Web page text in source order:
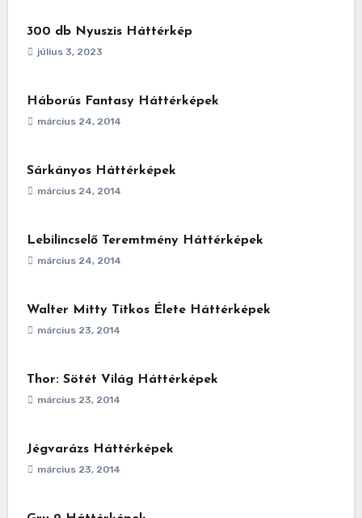
300 db Nyuszis Háttérkép
július 3, 2023
Háborús Fantasy Háttérképek
március 24, 2014
Sárkányos Háttérképek
március 24, 2014
Lebilincselő Teremtmény Háttérképek
március 24, 2014
Walter Mitty Titkos Élete Háttérképek
március 23, 2014
Thor: Sötét Világ Háttérképek
március 23, 2014
Jégvarázs Háttérképek
március 23, 2014